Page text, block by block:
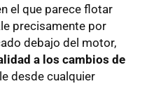
el que parece flotar
precisamente por
debajo del motor,
a los cambios de
desde cualquier